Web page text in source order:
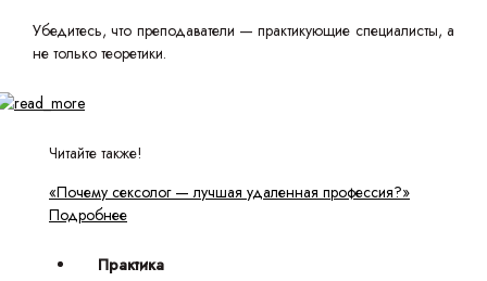
Убедитесь, что преподаватели — практикующие специалисты, а
не только теоретики.
Читайте также!
«Почему сексолог — лучшая удаленная профессия?»
Подробнее
Практика